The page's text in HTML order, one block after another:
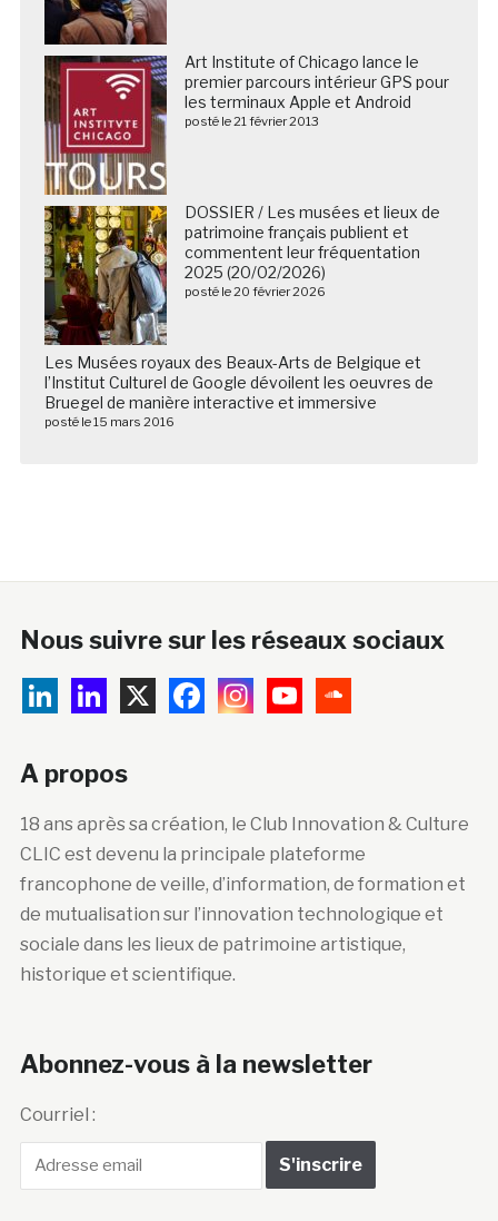
Art Institute of Chicago lance le
premier parcours intérieur GPS pour
les terminaux Apple et Android
posté le 21 février 2013
DOSSIER / Les musées et lieux de
patrimoine français publient et
commentent leur fréquentation
2025 (20/02/2026)
posté le 20 février 2026
Les Musées royaux des Beaux-Arts de Belgique et
l’Institut Culturel de Google dévoilent les oeuvres de
Bruegel de manière interactive et immersive
posté le 15 mars 2016
Nous suivre sur les réseaux sociaux
A propos
18 ans après sa création, le Club Innovation & Culture
CLIC est devenu la principale plateforme
francophone de veille, d’information, de formation et
de mutualisation sur l’innovation technologique et
sociale dans les lieux de patrimoine artistique,
historique et scientifique.
Abonnez-vous à la newsletter
Courriel :